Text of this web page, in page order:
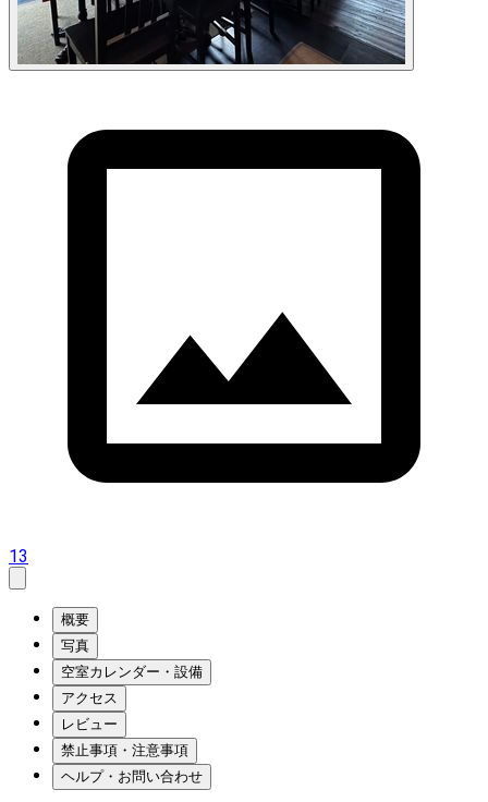
13
概要
写真
空室カレンダー・設備
アクセス
レビュー
禁止事項・注意事項
ヘルプ・お問い合わせ